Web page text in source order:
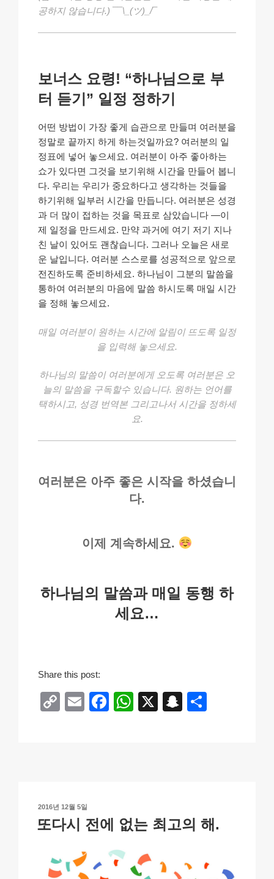
공하지 않습니다.) ¯¯\_(ツ)_/¯
보너스 요령! “하나님으로 부
터 듣기” 일정 정하기
어떤 방법이 가장 좋게 습관으로 만들며 여러분을
정말로 끝까지 하게 하는것일까요? 여러분의 일
정표에 넣어 놓으세요. 여러분이 아주 좋아하는
쇼가 있다면 그것을 보기위해 시간을 만들어 봅니
다. 우리는 우리가 중요하다고 생각하는 것들을
하기위해 일부러 시간을 만듭니다. 여러분은 성경
과 더 많이 접하는 것을 목표로 삼았습니다 —이
제 일정을 만드세요. 만약 과거에 여기 저기 지나
친 날이 있어도 괜찮습니다. 그러나 오늘은 새로
운 날입니다. 여러분 스스로를 성공적으로 앞으로
전진하도록 준비하세요. 하나님이 그분의 말씀을
통하여 여러분의 마음에 말씀 하시도록 매일 시간
을 정해 놓으세요.
매일 여러분이 원하는 시간에 알림이 뜨도록 일정
을 입력해 놓으세요.
하나님의 말씀이 여러분에게 오도록 여러분은 오
늘의 말씀을 구독할수 있습니다. 원하는 언어를
택하시고, 성경 번역본 그리고나서 시간을 정하세
요.
여러분은 아주 좋은 시작을 하셨습니
다.
이제 계속하세요.
하나님의 말씀과 매일 동행 하
세요…
Share this post:
C
n
k
E
F
o
k
W
p
X
S
at
작
일
2016년 12월 5일
또다시 전에 없는 최고의 해.